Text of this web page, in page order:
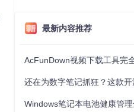
最新内容推荐
AcFunDown视频下载工具完